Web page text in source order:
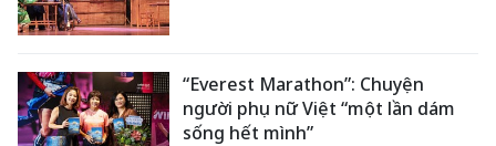
“Everest Marathon”: Chuyện
người phụ nữ Việt “một lần dám
sống hết mình”